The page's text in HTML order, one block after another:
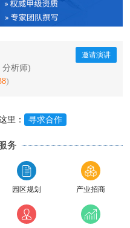
分析师)
)
邀请演讲
里： 寻求合作
务
园区规划 产业招商